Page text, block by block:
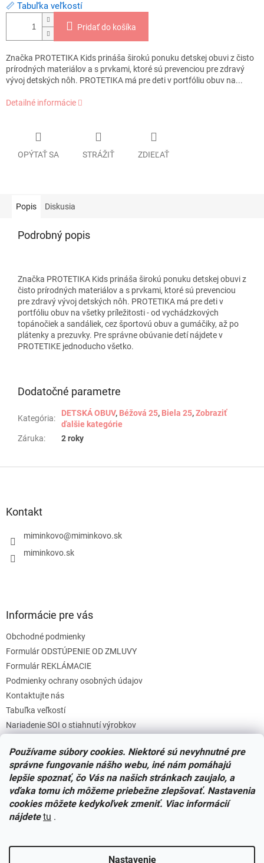
Používame súbory cookies. Niektoré sú nevyhnutné pre
správne fungovanie nášho webu, iné nám pomáhajú
lepšie spoznať, čo Vás na našich stránkach zaujalo, a
vďaka tomu ich môžeme priebežne zlepšovať. Nastavenia
cookies môžete kedykoľvek zmeniť. Viac informácií
nájdete tu .
Nastavenie
📏 Tabuľka veľkostí
Pridať do košíka
Značka PROTETIKA Kids prináša širokú ponuku detskej obuvi z čisto
prírodných materiálov a s prvkami, ktoré sú prevenciou pre zdravý
vývoj detských nôh. PROTETIKA má pre deti v portfóliu obuv na...
Detailné informácie
OPÝTAŤ SA STRÁŽIŤ ZDIEĽAŤ
Popis Diskusia
Podrobný popis
Značka PROTETIKA Kids prináša širokú ponuku detskej obuvi z
čisto prírodných materiálov a s prvkami, ktoré sú prevenciou
pre zdravý vývoj detských nôh. PROTETIKA má pre deti v
portfóliu obuv na všetky príležitosti - od vychádzkových
topánočiek a sandáliek, cez športovú obuv a gumáčiky, až po
plátenky a prezuvky. Pre správne obúvanie detí nájdete v
PROTETIKE jednoducho všetko.
Dodatočné parametre
Kategória:
DETSKÁ OBUV, Béžová 25, Biela 25,Zobraziť
ďalšie kategórie
Záruka: 2 roky
Kontakt
miminkovo@miminkovo.sk
miminkovo.sk
Informácie pre vás
Obchodné podmienky
Formulár ODSTÚPENIE OD ZMLUVY
Formulár REKLÁMACIE
Podmienky ochrany osobných údajov
Kontaktujte nás
Tabuľka veľkostí
Nariadenie SOI o stiahnutí výrobkov
Zásady súborov COOKIES
Facebook